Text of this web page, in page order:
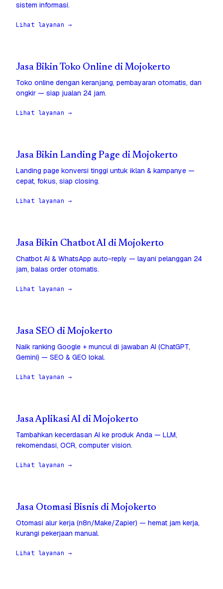
sistem informasi.
Lihat layanan →
Jasa Bikin Toko Online di Mojokerto
Toko online dengan keranjang, pembayaran otomatis, dan
ongkir — siap jualan 24 jam.
Lihat layanan →
Jasa Bikin Landing Page di Mojokerto
Landing page konversi tinggi untuk iklan & kampanye —
cepat, fokus, siap closing.
Lihat layanan →
Jasa Bikin Chatbot AI di Mojokerto
Chatbot AI & WhatsApp auto-reply — layani pelanggan 24
jam, balas order otomatis.
Lihat layanan →
Jasa SEO di Mojokerto
Naik ranking Google + muncul di jawaban AI (ChatGPT,
Gemini) — SEO & GEO lokal.
Lihat layanan →
Jasa Aplikasi AI di Mojokerto
Tambahkan kecerdasan AI ke produk Anda — LLM,
rekomendasi, OCR, computer vision.
Lihat layanan →
Jasa Otomasi Bisnis di Mojokerto
Otomasi alur kerja (n8n/Make/Zapier) — hemat jam kerja,
kurangi pekerjaan manual.
Lihat layanan →